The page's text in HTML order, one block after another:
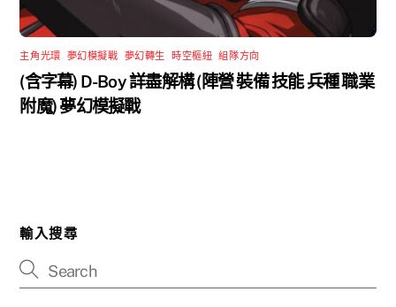
主角光環 夢幻模擬戰 夢幻轉生 ,時空樞紐 ,組隊方向
(含字幕) D-Boy 詳盡解構 (陣營 裝備 技能 兵種 職業
附魔) 夢幻模擬戰
輸入搜尋